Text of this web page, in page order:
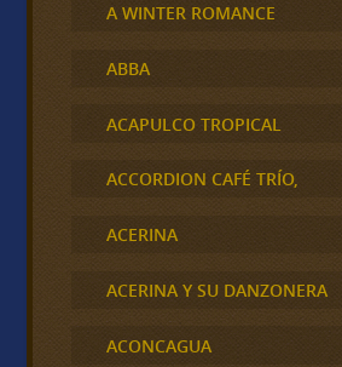
A WINTER ROMANCE
ABBA
ACAPULCO TROPICAL
ACCORDION CAFÉ TRÍO,
ACERINA
ACERINA Y SU DANZONERA
ACONCAGUA